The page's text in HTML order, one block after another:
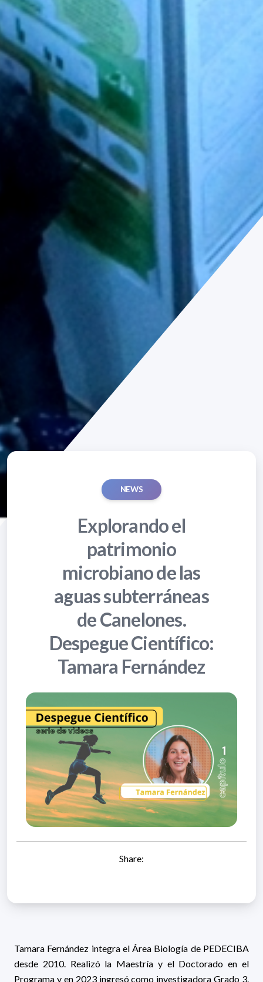
NEWS
Explorando el
patrimonio
microbiano de las
aguas subterráneas
de Canelones.
Despegue Científico:
Tamara Fernández
Share:
Tamara Fernández integra el Área Biología de PEDECIBA
desde 2010. Realizó la Maestría y el Doctorado en el
Programa y en 2023 ingresó como investigadora Grado 3.